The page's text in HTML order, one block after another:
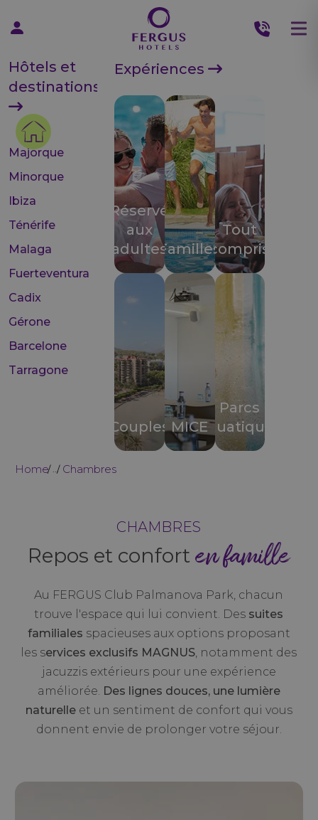
Hôtels et
destinations
Majorque
Minorque
Ibiza
Ténérife
Malaga
Fuerteventura
Cadix
Gérone
Barcelone
Tarragone
Expériences
Réservé
aux
adultesFamilles
Tout
compris
CouplesMICE
Parcs
aquatiques
Home ... Chambres
CHAMBRES
Repos et confort en famille
Au FERGUS Club Palmanova Park, chacun
trouve l'espace qui lui convient. Des suites
familiales spacieuses aux options proposant
les services exclusifs MAGNUS, notamment des
jacuzzis extérieurs pour une expérience
améliorée. Des lignes douces, une lumière
naturelleet un sentiment de confort qui vous
donnent envie de prolonger votre séjour.